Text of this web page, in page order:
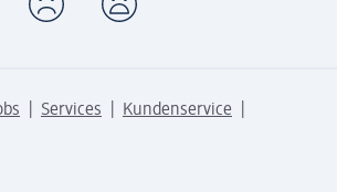
Services
Kundenservice